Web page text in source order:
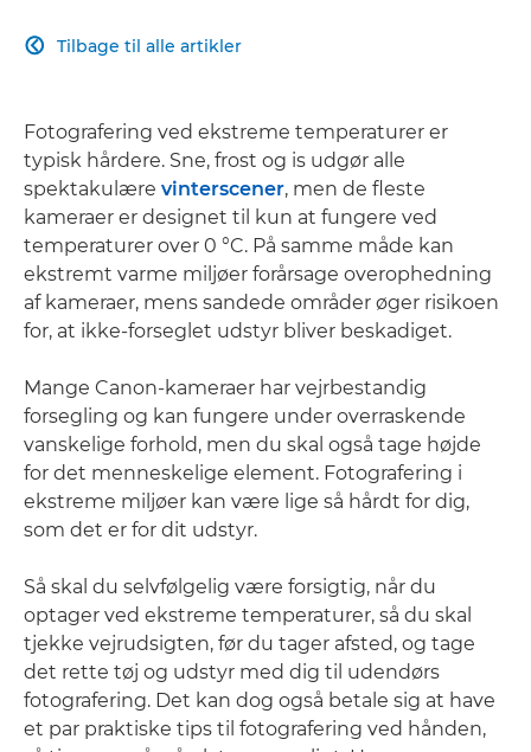
Tilbage til alle artikler

Fotografering ved ekstreme temperaturer er
typisk hårdere. Sne, frost og is udgør alle
spektakulære vinterscener, men de fleste
kameraer er designet til kun at fungere ved
temperaturer over 0 °C. På samme måde kan
ekstremt varme miljøer forårsage overophedning
af kameraer, mens sandede områder øger risikoen
for, at ikke-forseglet udstyr bliver beskadiget.
Mange Canon-kameraer har vejrbestandig
forsegling og kan fungere under overraskende
vanskelige forhold, men du skal også tage højde
for det menneskelige element. Fotografering i
ekstreme miljøer kan være lige så hårdt for dig,
som det er for dit udstyr.
Så skal du selvfølgelig være forsigtig, når du
optager ved ekstreme temperaturer, så du skal
tjekke vejrudsigten, før du tager afsted, og tage
det rette tøj og udstyr med dig til udendørs
fotografering. Det kan dog også betale sig at have
et par praktiske tips til fotografering ved hånden,